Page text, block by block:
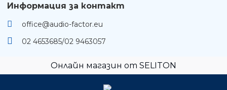
Информация за контакт
office@audio-factor.eu
02 4653685/02 9463057
Онлайн магазин от SELITON